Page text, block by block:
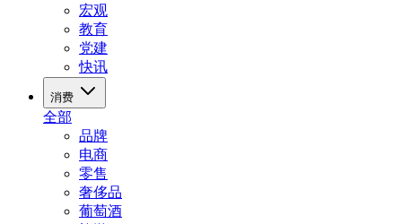
宏观
教育
党建
快讯
消费
全部
品牌
电商
零售
奢侈品
葡萄酒